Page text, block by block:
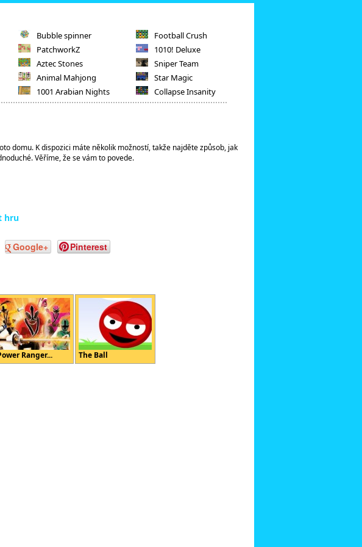
Bubble spinner
PatchworkZ
Aztec Stones
Animal Mahjong
1001 Arabian Nights
Football Crush
1010! Deluxe
Sniper Team
Star Magic
Collapse Insanity
domu. K dispozici máte několik možností, takže najděte způsob, jak
Věříme, že se vám to povede.
hru
Google+ Pinterest
Ranger... The Ball